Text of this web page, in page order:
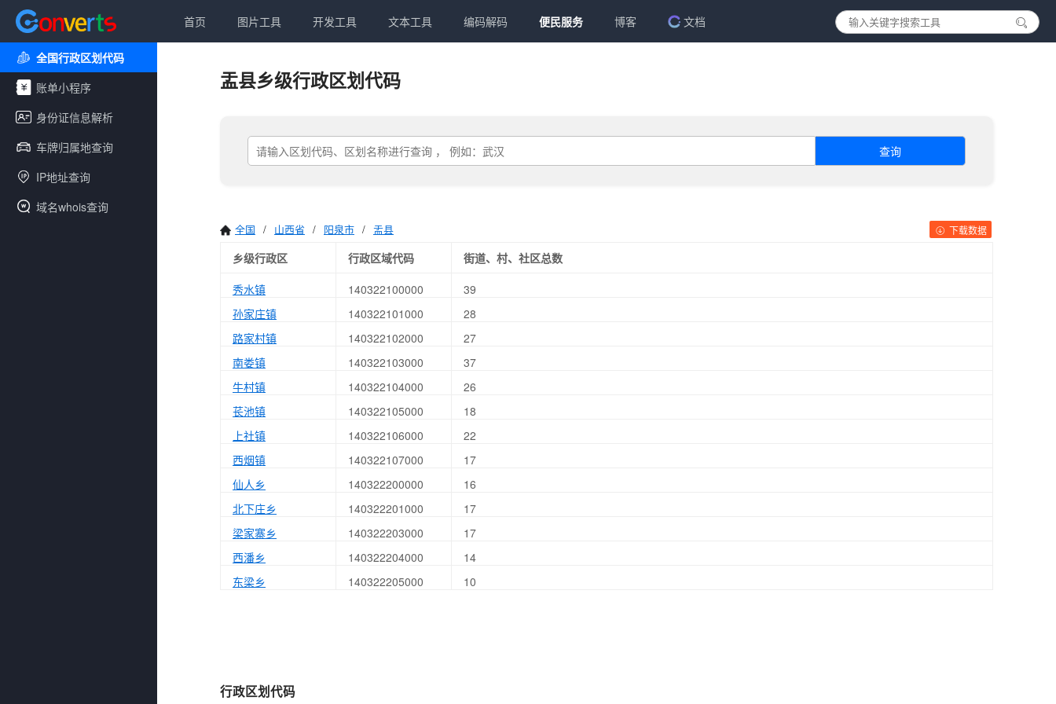
首页 图片工具 开发工具 文本工具 编码解码 便民服务 博客 文档
全国行政区划代码
账单小程序
身份证信息解析
车牌归属地查询
IP地址查询
域名whois查询
盂县乡级行政区划代码
查询
全国 / 山西省 / 阳泉市 / 盂县 下载数据
乡级行政区 行政区域代码
街道、村、社区总数
秀水镇
140322100000
39
孙家庄镇
140322101000
28
路家村镇
140322102000
27
南娄镇
140322103000
37
牛村镇
140322104000
26
苌池镇
140322105000
18
上社镇
140322106000
22
西烟镇
140322107000
17
仙人乡
140322200000
16
北下庄乡
140322201000
17
梁家寨乡
140322203000
17
西潘乡
140322204000
14
东梁乡
140322205000 10
行政区划代码